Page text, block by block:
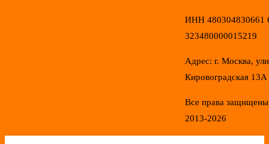
ИНН 480304830661
323480000015219
Адрес: г. Москва,
Кировоградская 13А
Все права
2013-2026